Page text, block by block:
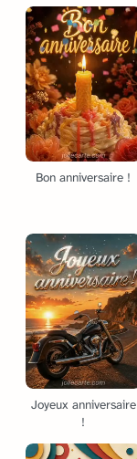
Bon anniversaire !
Joyeux anniversaire
!